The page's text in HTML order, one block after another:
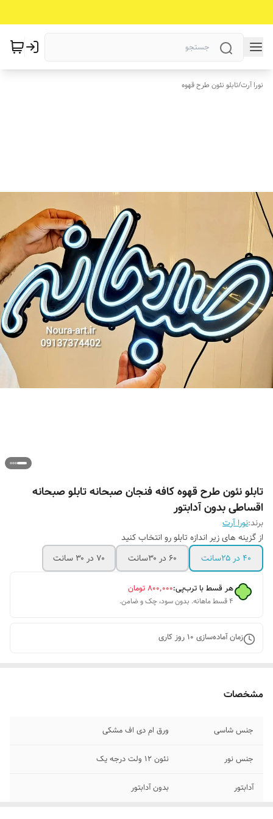
نورا آرت/تابلو نئون طرح قهوه
تابلو نئون طرح قهوه کافه فنجان صبحانه تابلو صبحانه
اقساطی بدون آدابتور
برند:نورا آرت
از گزینه های زیر اندازه تابلو رو انتخاب کنید
۴۰ در ۲۵سانت
۶۰ در ۳۰سانت ۷۰ در ۳۰ سانت
هر قسط با ترب‌پی:۸۰۰٬۰۰۰تومان
۴ قسط ماهانه. بدون سود، چک و ضامن.
زمان آماده‌سازی 10روز کاری
مشخصات
جنس شاسی ورق ام دی اف مشکی
جنس نور نئون ۱۲ ولت درجه یک
آدابتور بدون آدابتور